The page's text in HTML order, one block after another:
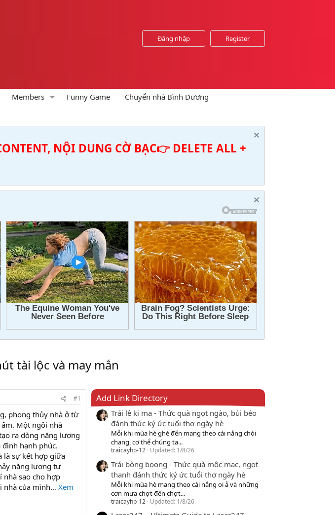
Đăng nhập Register
Members Funny Game Chuyển nhà Bình Dương
NỘI DUNG CỜ BẠC👉 DELETE ALL +
tài lộc và may mắn
#1
phong thủy nhà ở từ
Một ngôi nhà
ra dòng năng lượng
hạnh phúc.
là sự kết hợp giữa
năng lượng tự
nhà sao cho hợp
nhà của mình… Xem
Add Link Directory
Trái lê ki ma - Thức quà ngọt ngào, bùi béo
đánh thức ký ức tuổi thơ ngày hè
Mỗi khi mùa hè ghé đến mang theo cái nắng chói
chang, cơ thể chúng ta...
traicayhp-12 Updated: 1/8/26
Trái bòng boong - Thức quà mộc mạc, ngọt
thanh đánh thức ký ức tuổi thơ ngày hè
Mỗi khi mùa hè mang theo cái nắng oi ả và những
cơn mưa chợt đến chợt...
traicayhp-12 Updated: 1/8/26